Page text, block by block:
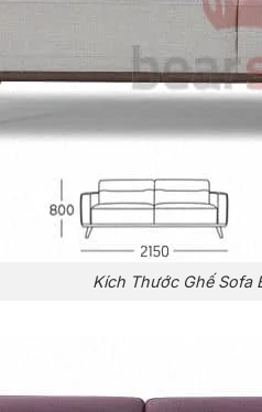
Kích Thước Ghế Sofa